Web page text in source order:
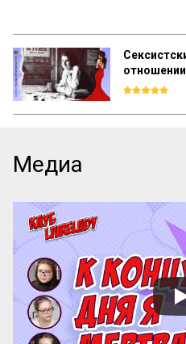
науке XX
«‎Фрэнсис
игре, –
понятия
не
ни о чем
известна
Медиа